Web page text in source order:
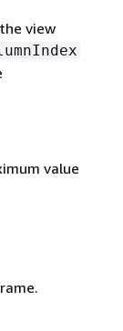
view
value